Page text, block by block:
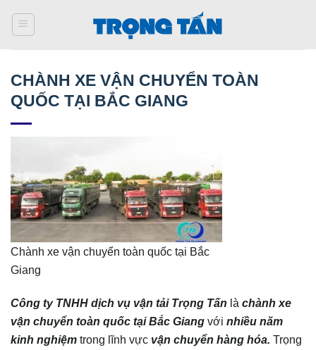
qua
CHÀNH XE VẬN CHUYỂN TOÀN
QUỐC TẠI BẮC GIANG
Chành xe vận chuyển toàn quốc tại Bắc
Giang
Công ty TNHH dịch vụ vận tải Trọng Tấn là chành xe
vận chuyển toàn quốc tạiBắc Giang với nhiều năm
kinh nghiệm trong lĩnh vực vận chuyển hàng hóa. Trọng